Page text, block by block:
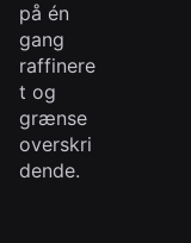
på én
gang
raffinere
t og
grænse
overskri
dende.